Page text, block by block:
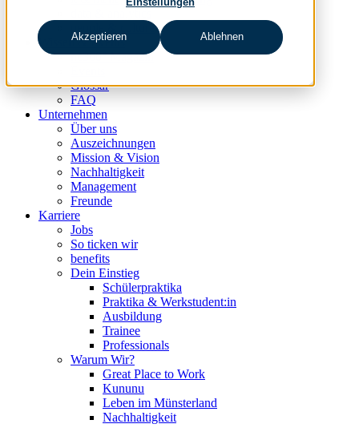
Akzeptieren Ablehnen
people & culture
Wissen & Events
nc360° Magazin
Glossar
FAQ
Unternehmen
Über uns
Auszeichnungen
Mission & Vision
Nachhaltigkeit
Management
Freunde
Karriere
Jobs
So ticken wir
benefits
Dein Einstieg
Schülerpraktika
Praktika & Werkstudent:in
Ausbildung
Trainee
Professionals
Warum Wir?
Great Place to Work
Kununu
Leben im Münsterland
Nachhaltigkeit